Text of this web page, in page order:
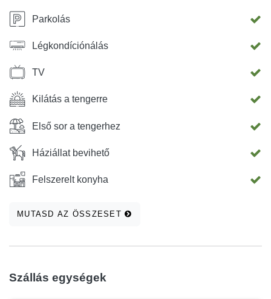
Parkolás
Légkondíciónálás
TV
Kilátás a tengerre
Első sor a tengerhez
Háziállat bevihető
Felszerelt konyha
MUTASD AZ ÖSSZESET
Szállás egységek